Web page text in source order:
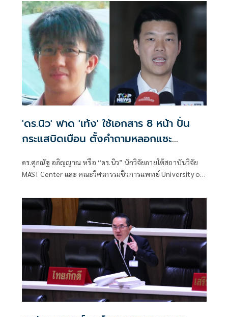
'ดร.นิว' ฟาด 'เท้ง' ใช้เอกสาร 8 หน้า ปั่น
กระแสบิดเบือน ตั้งคำถามหลอกแซะ
ดร.ศุภณัฐ อภิญญาณ หรือ “ดร.นิว” นักวิจัยภายใต้สถาบันวิจัย
MAST Center และ คณะวิศวกรรมชีวการแพทย์ University of
นายณัฐพงษ์ เรืองปัญญาวุฒิ ส.ส.บัญชีรายชื่อ พรรคประชาชน
อภิปรายเกี่ยวกับงบฯหน่วยราชการในพระองค์ ว่า